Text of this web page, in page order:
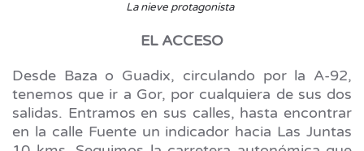
La nieve protagonista
EL ACCESO
Desde Baza o Guadix, circulando por la A-92,
tenemos que ir a Gor, por cualquiera de sus dos
salidas. Entramos en sus calles, hasta encontrar
en la calle Fuente un indicador hacia Las Juntas